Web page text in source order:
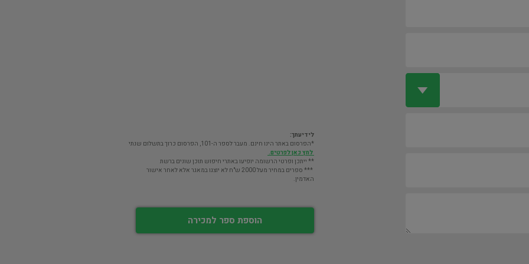
לידיעתך:
*הפרסום באתר הינו חינם. מעבר לספר ה-101, הפרסום כרוך בתשלום שנתי
לחץ כאן לפרטים.
** ייתכן ופרטי הרשומה יופיעו באתרי חיפוש תוכן שונים ברשת
*** ספרים במחיר מעל 2000 ש"ח לא יוצגו במאגר אלא לאחר אישור
האדמין.
הוספת ספר למכירה